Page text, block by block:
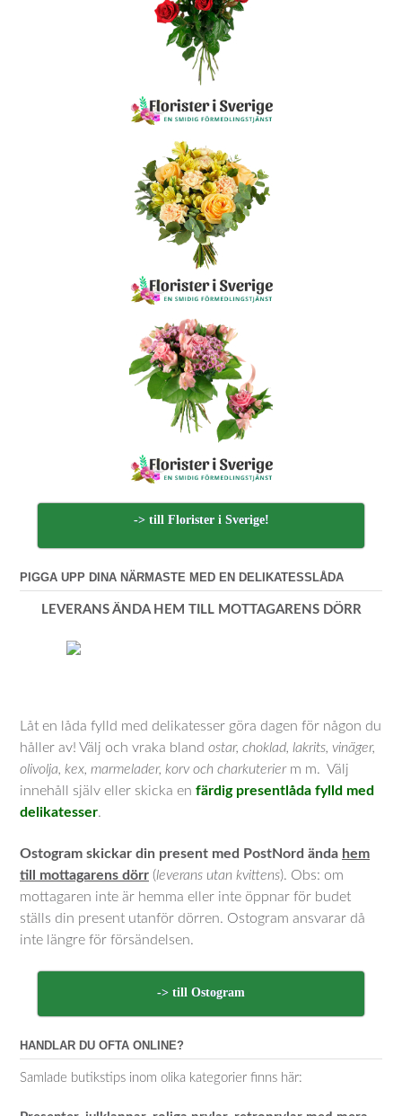
-> till Florister i Sverige!
PIGGA UPP DINA NÄRMASTE MED EN DELIKATESSLÅDA
LEVERANS ÄNDA HEM TILL MOTTAGARENS DÖRR
Låt en låda fylld med delikatesser göra dagen för någon du
håller av! Välj och vraka bland ostar, choklad, lakrits, vinäger,
olivolja, kex, marmelader, korv och charkuterierm m. Välj
innehåll själv eller skicka en färdig presentlåda fylld med
delikatesser.
Ostogram skickar din present med PostNord ända hem
till mottagarens dörr (leverans utan kvittens). Obs: om
mottagaren inte är hemma eller inte öppnar för budet
ställs din present utanför dörren. Ostogram ansvarar då
inte längre för försändelsen.
-> till Ostogram
HANDLAR DU OFTA ONLINE?
Samlade butikstips inom olika kategorier finns här: